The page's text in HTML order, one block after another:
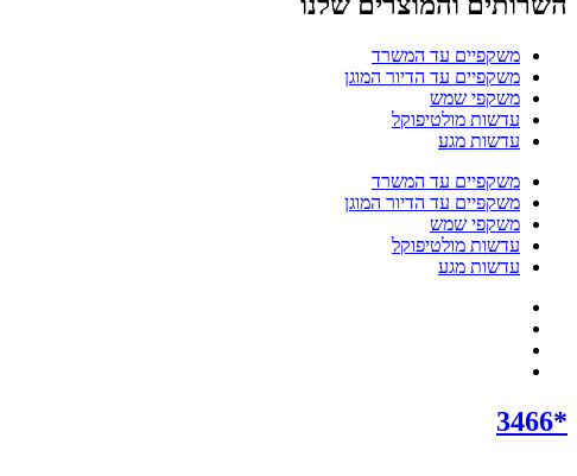
משקפיים עד המשרד
משקפיים עד הדיור המוגן
משקפי שמש
עדשות מולטיפוקל
עדשות מגע
משקפיים עד המשרד
משקפיים עד הדיור המוגן
משקפי שמש
עדשות מולטיפוקל
עדשות מגע
*3466